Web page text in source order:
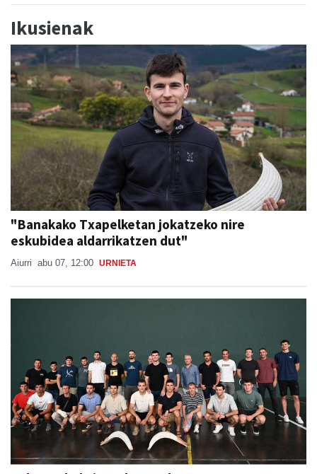
Ikusienak
"Banakako Txapelketan jokatzeko nire
eskubidea aldarrikatzen dut"
Aiurri abu 07, 12:00 URNIETA